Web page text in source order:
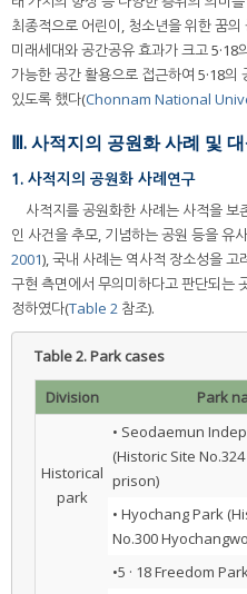
최종적으로 어린이, 청소년을 위한 꿈
미래세대와 공간공유 효과가 크고
가능한 공간 활용으로 접근하여 5·18
있도록 했다(Chonnam National
Ⅲ. 사적지의 공원화 사례 및
1. 사적지의 공원화 사례연구
사적지를 공원화한 사례는 사적을 보
인 사건을 추모, 기념하는 공원 등을 유
2001), 국내 사례는 역사적 장소성을
구현 측면에서 무의미하다고 판단되는
정하였다(Table 2 참조).
Table 2.Park cases
Division Park
Historical
park
• Seodaemun
(Historic Site
prison)
• Hyochang Park
No.300
•5 · 18 Freedom